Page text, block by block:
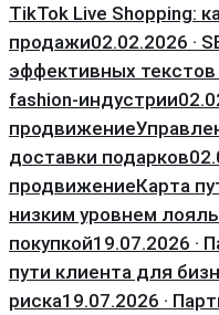
TikTok Live Shopping:
продажи02.02.2026 ·
эффективных
fashion-индустрии
продвижение
доставки подарков
продвижениеКарта
низким уровнем
покупкой19.07.2026 ·
пути клиента для
риска19.07.2026 ·